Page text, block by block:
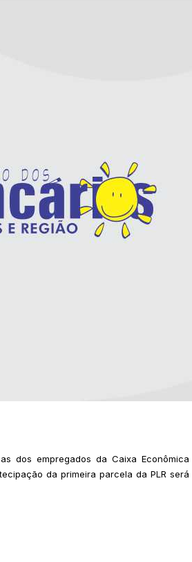
dos empregados da Caixa Econômica
da primeira parcela da PLR será